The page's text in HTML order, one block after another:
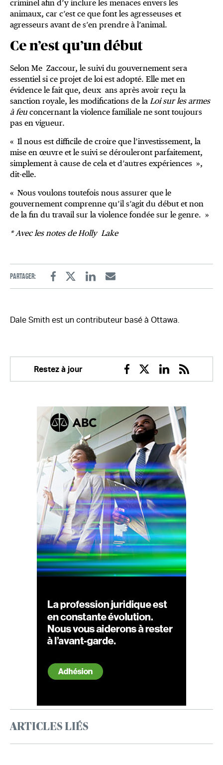
criminel afin d’y inclure les menaces envers les
animaux, car c’est ce que font les agresseuses et
agresseurs avant de s’en prendre à l’animal.
Ce n’est qu’un début
Selon Me Zaccour, le suivi du gouvernement sera
essentiel si ce projet de loi est adopté. Elle met en
évidence le fait que, deux ans après avoir reçu la
sanction royale, les modifications de la Loi sur les armes
à feuconcernant la violence familiale ne sont toujours
pas en vigueur.
« Il nous est difficile de croire que l’investissement, la
mise en œuvre et le suivi se dérouleront parfaitement,
simplement à cause de cela et d’autres expériences »,
dit-elle.
« Nous voulons toutefois nous assurer que le
gouvernement comprenne qu’il s’agit du début et non
de la fin du travail sur la violence fondée sur le genre. »
* Avec les notes de Holly Lake
Partager:
FacebookTwitterLinkedinEmail
Dale Smith est un contributeur basé à Ottawa.
Restez à jour
Facebook
TwitterLinkedin
RSS
ARTICLES LIÉS